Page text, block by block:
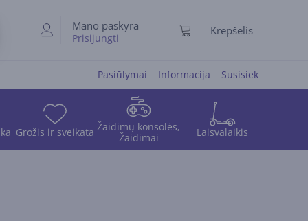
Mano paskyra
Prisijungti
Krepšelis
Pasiūlymai Informacija Susisiek
Grožis ir sveikata Žaidimų konsolės,
Žaidimai
Laisvalaikis